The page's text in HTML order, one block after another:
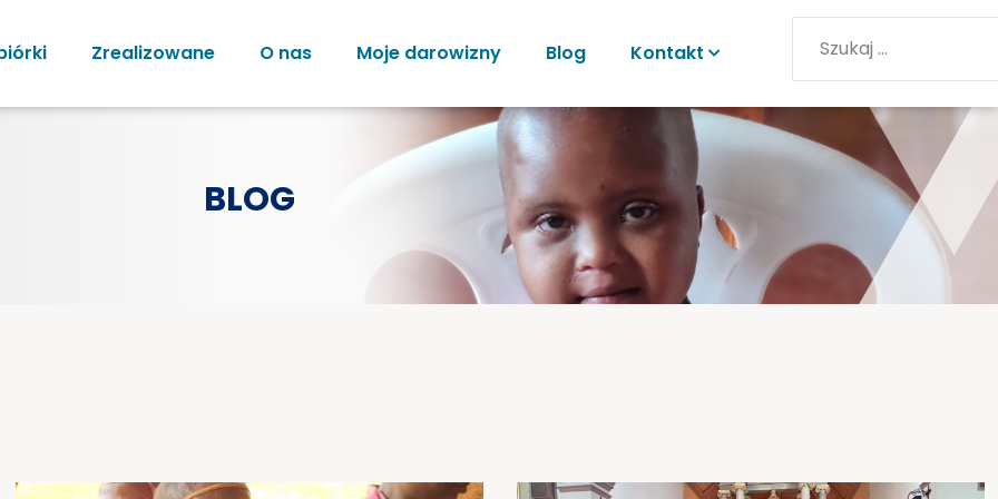
Zrealizowane O nas Moje darowizny Blog Kontakt
BLOG